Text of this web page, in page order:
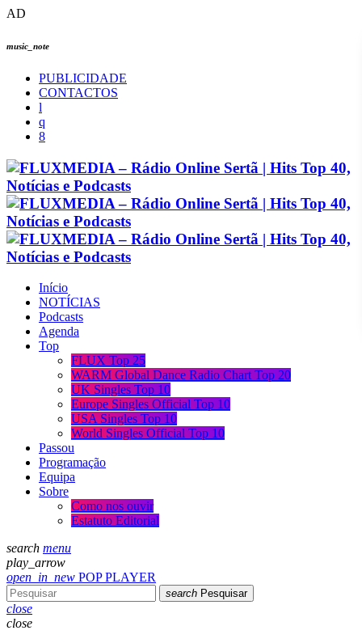
AD
music_note
PUBLICIDADE
CONTACTOS
Início
NOTÍCIAS
Podcasts
Agenda
Top
FLUX Top 25
WARM Global Dance Radio Chart Top 20
UK Singles Top 10
Europe Singles Official Top 10
USA Singles Top 10
World Singles Official Top 10
Passou
Programação
Equipa
Sobre
Como nos ouvir
Estatuto Editorial
search menu
play_arrow
open_in_new POP PLAYER
search Pesquisar
close
close